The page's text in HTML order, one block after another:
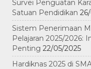
Survei Penguatan
Satuan Pendidikan
Sistem Penerimaan
Pelajaran 2025/2026:
Penting 22/05/2025
Hardiknas 2025 di